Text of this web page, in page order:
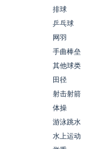
排球
乒乓球
网羽
手曲棒垒
其他球类
田径
射击射箭
体操
游泳跳水
水上运动